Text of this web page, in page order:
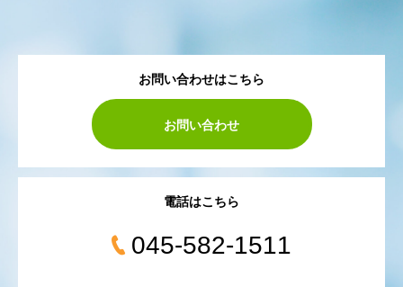
お問い合わせはこちら
お問い合わせ
電話はこちら
045-582-1511